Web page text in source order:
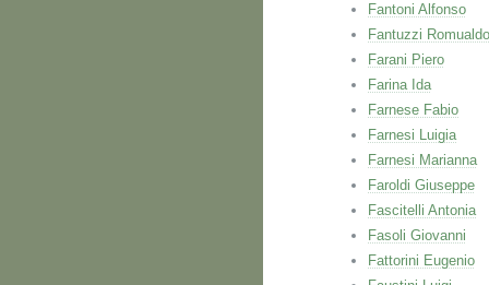
Fantoni Alfonso
Fantuzzi Romualdo
Farani Piero
Farina Ida
Farnese Fabio
Farnesi Luigia
Farnesi Marianna
Faroldi Giuseppe
Fascitelli Antonia
Fasoli Giovanni
Fattorini Eugenio